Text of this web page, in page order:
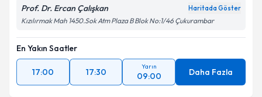
Prof. Dr. Ercan Çalışkan Haritada Göster
Kızılırmak Mah 1450.Sok Atm Plaza B Blok No:1/46 Çukurambar
En Yakın Saatler
17:00 17:30
Yarın
09:00 Daha Fazla